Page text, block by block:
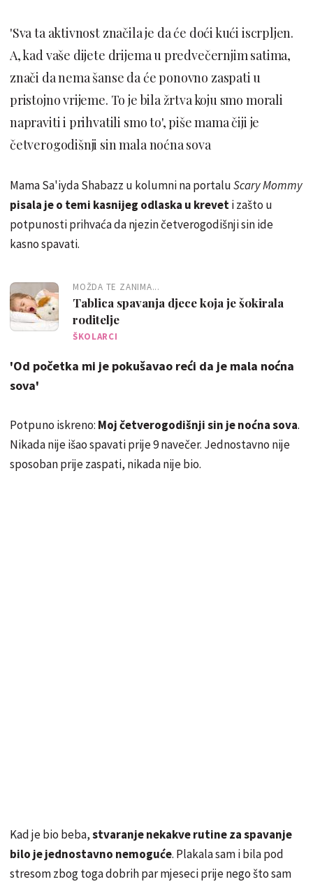
'Sva ta aktivnost značila je da će doći kući iscrpljen.
A, kad vaše dijete drijema u predvečernjim satima,
znači da nema šanse da će ponovno zaspati u
pristojno vrijeme. To je bila žrtva koju smo morali
napraviti i prihvatili smo to', piše mama čiji je
četverogodišnji sin mala noćna sova
Mama Sa'iyda Shabazz u kolumni na portaluScary Mommy
pisala je o temi kasnijeg odlaska u kreveti zašto u
potpunosti prihvaća da njezin četverogodišnji sin ide
kasno spavati.
MOŽDA TE ZANIMA...
Tablica spavanja djece koja je šokirala
roditelje
ŠKOLARCI
'Od početka mi je pokušavao reći da je mala noćna
sova'
Potpuno iskreno: Moj četverogodišnji sin je noćna sova.
Nikada nije išao spavati prije 9 navečer. Jednostavno nije
sposoban prije zaspati, nikada nije bio.
Kad je bio beba,stvaranje nekakve rutine za spavanje
bilo je jednostavno nemoguće. Plakala sam i bila pod
stresom zbog toga dobrih par mjeseci prije nego što sam